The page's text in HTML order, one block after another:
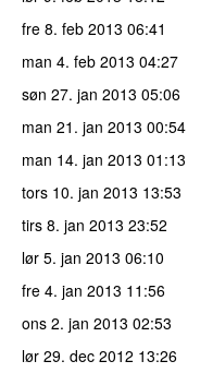
fre 8. feb 2013 06:41
man 4. feb 2013 04:27
søn 27. jan 2013 05:06
man 21. jan 2013 00:54
man 14. jan 2013 01:13
tors 10. jan 2013 13:53
tirs 8. jan 2013 23:52
lør 5. jan 2013 06:10
fre 4. jan 2013 11:56
ons 2. jan 2013 02:53
lør 29. dec 2012 13:26